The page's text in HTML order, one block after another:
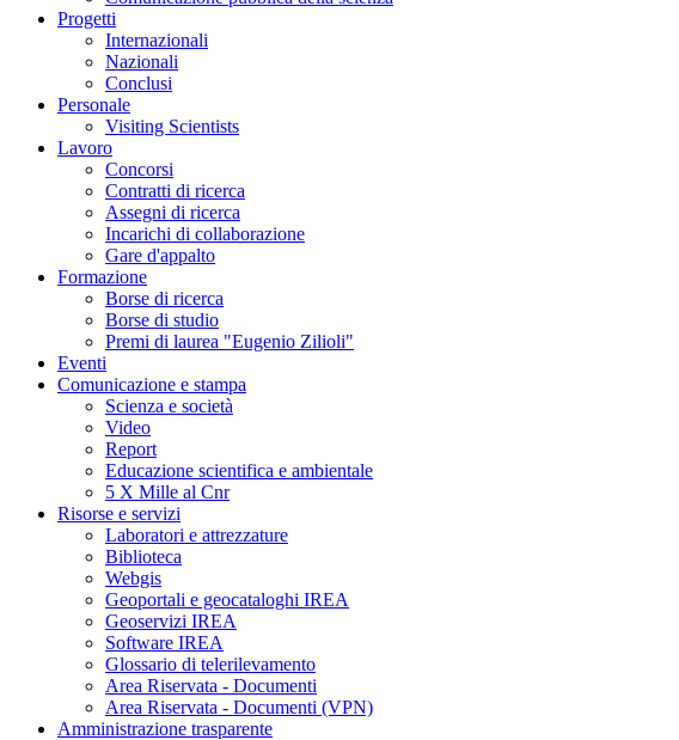
Progetti
Internazionali
Nazionali
Conclusi
Personale
Visiting Scientists
Lavoro
Concorsi
Contratti di ricerca
Assegni di ricerca
Incarichi di collaborazione
Gare d'appalto
Formazione
Borse di ricerca
Borse di studio
Premi di laurea "Eugenio Zilioli"
Eventi
Comunicazione e stampa
Scienza e società
Video
Report
Educazione scientifica e ambientale
5 X Mille al Cnr
Risorse e servizi
Laboratori e attrezzature
Biblioteca
Webgis
Geoportali e geocataloghi IREA
Geoservizi IREA
Software IREA
Glossario di telerilevamento
Area Riservata - Documenti
Area Riservata - Documenti (VPN)
Amministrazione trasparente